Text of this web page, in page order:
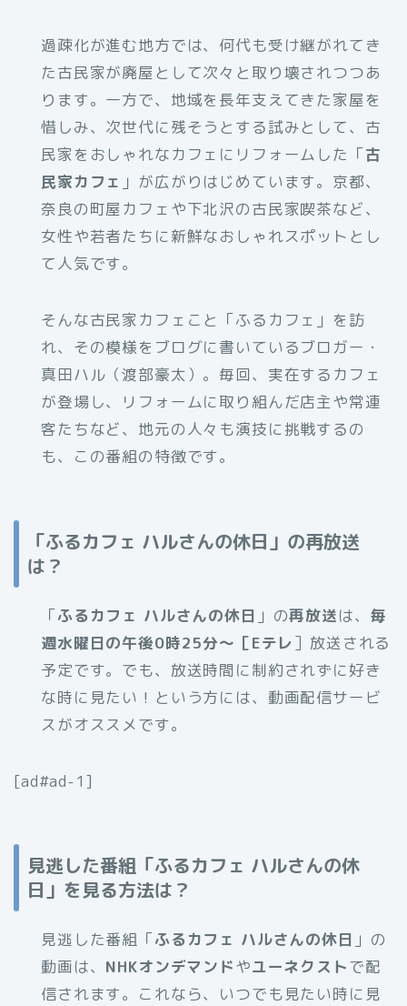
過疎化が進む地方では、何代も受け継がれてき
た古民家が廃屋として次々と取り壊されつつあ
ります。一方で、地域を長年支えてきた家屋を
惜しみ、次世代に残そうとする試みとして、古
民家をおしゃれなカフェにリフォームした「古
民家カフェ 」が広がりはじめています。京都、
奈良の町屋カフェや下北沢の古民家喫茶など、
女性や若者たちに新鮮なおしゃれスポットとし
て人気です。
そんな古民家カフェこと「ふるカフェ」を訪
れ、その模様をブログに書いているブロガー・
真田ハル（渡部豪太）。毎回、実在するカフェ
が登場し、リフォームに取り組んだ店主や常連
客たちなど、地元の人々も演技に挑戦するの
も、この番組の特徴です。
「ふるカフェ ハルさんの休日」の再放送
は？
「ふるカフェ ハルさんの休日 」の再放送は、 毎
週水曜日の午後0時25分～［Eテレ ］放送される
予定です。でも、放送時間に制約されずに好き
な時に見たい！という方には、動画配信サービ
スがオススメです。
[ad#ad-1]
見逃した番組「ふるカフェ ハルさんの休
日」を見る方法は？
見逃した番組「ふるカフェ ハルさんの休日 」の
動画は、 NHKオンデマンドやユーネクストで配
信されます。これなら、いつでも見たい時に見